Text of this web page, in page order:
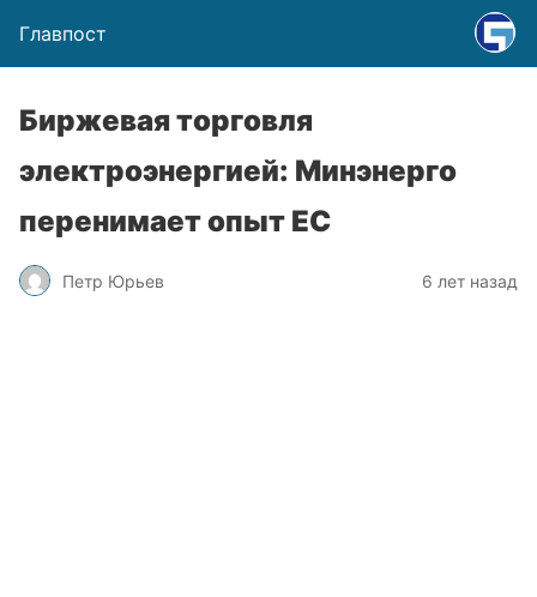
Главпост
Биржевая торговля
электроэнергией: Минэнерго
перенимает опыт ЕС
Петр Юрьев 6 лет назад